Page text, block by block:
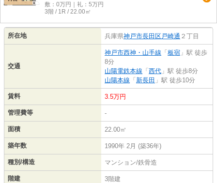
敷：0万円｜礼：5万円
3階 / 1R / 22.00㎡
所在地 兵庫県神戸市長田区戸崎通 ２丁目
交通
神戸市西神・山手線 「板宿 」駅 徒歩
8分
山陽電鉄本線 「西代 」駅 徒歩8分
山陽本線 「新長田 」駅 徒歩10分
賃料 3.5万円
管理費等 -
面積 22.00㎡
築年数 1990年 2月 (築36年)
種別/構造 マンション/鉄骨造
階建 3階建